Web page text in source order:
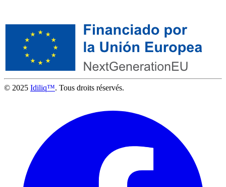
© 2025 Idiliq™. Tous droits réservés.